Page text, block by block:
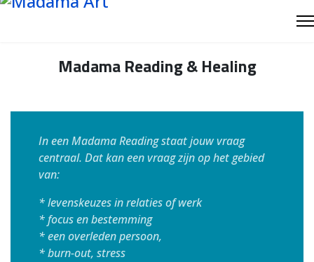
MadamaReading & Healing
In een Madama Reading staat jouw vraag
centraal. Dat kan een vraag zijn op het gebied
van:
* levenskeuzes in relaties of werk
* focus en bestemming
* een overleden persoon,
* burn-out, stress